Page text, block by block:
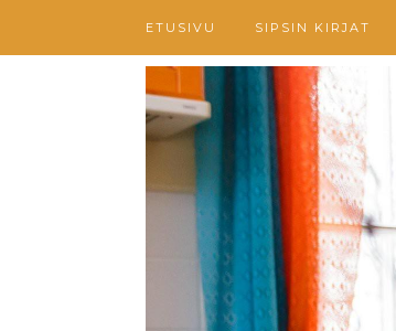
ETUSIVU SIPSIN KIRJAT